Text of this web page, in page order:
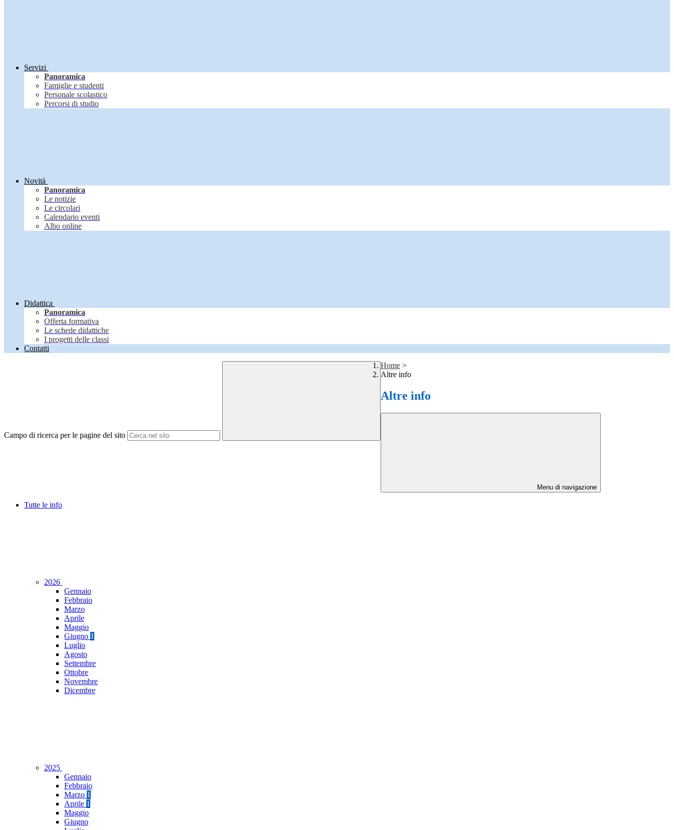
Servizi
Panoramica
Famiglie e studenti
Personale scolastico
Percorsi di studio
Novità
Panoramica
Le notizie
Le circolari
Calendario eventi
Albo online
Didattica
Panoramica
Offerta formativa
Le schede didattiche
I progetti delle classi
Contatti
Campo di ricerca per le pagine del sito
Home >
Altre info
Altre info
Menu di navigazione
Tutte le info
2026
Gennaio
Febbraio
Marzo
Aprile
Maggio
Giugno 1
Luglio
Agosto
Settembre
Ottobre
Novembre
Dicembre
2025
Gennaio
Febbraio
Marzo 1
Aprile 1
Maggio
Giugno